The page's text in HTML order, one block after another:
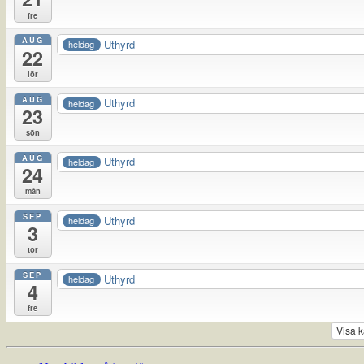
fre
AUG
22
lör
heldag Uthyrd
AUG
23
sön
heldag Uthyrd
AUG
24
mån
heldag Uthyrd
SEP
3
tor
heldag Uthyrd
SEP
4
fre
heldag Uthyrd
Visa